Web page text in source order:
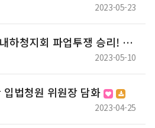
2023-05-23
비를라카본코리아사내하청지회 파업투쟁 승리! 화섬노동자 결의대회
2023-05-10
법청원 위원장 담화
2023-04-25